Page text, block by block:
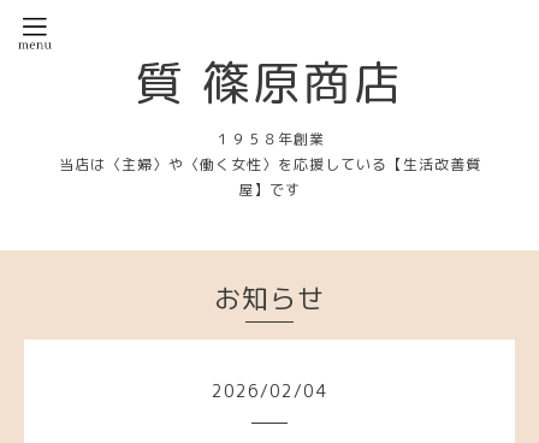
質 篠原商店
１９５８年創業
当店は〈主婦〉や〈働く女性〉を応援している【生活改善質
屋】です
お知らせ
2026/02/04